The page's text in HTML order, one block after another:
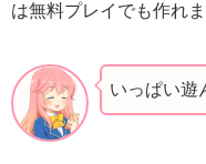
は無料プレイでも作れま
いっぱい遊